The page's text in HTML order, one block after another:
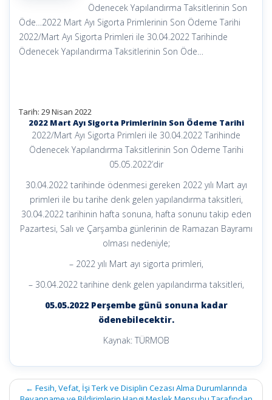
Ödenecek Yapılandırma Taksitlerinin Son
Öde…2022 Mart Ayı Sigorta Primlerinin Son Ödeme Tarihi
2022/Mart Ayı Sigorta Primleri ile 30.04.2022 Tarihinde
Ödenecek Yapılandırma Taksitlerinin Son Öde…
Tarih: 29 Nisan 2022
2022 Mart Ayı Sigorta Primlerinin Son Ödeme Tarihi
2022/Mart Ayı Sigorta Primleri ile 30.04.2022 Tarihinde
Ödenecek Yapılandırma Taksitlerinin Son Ödeme Tarihi
05.05.2022’dir
30.04.2022 tarihinde ödenmesi gereken 2022 yılı Mart ayı
primleri ile bu tarihe denk gelen yapılandırma taksitleri,
30.04.2022 tarihinin hafta sonuna, hafta sonunu takip eden
Pazartesi, Salı ve Çarşamba günlerinin de Ramazan Bayramı
olması nedeniyle;
– 2022 yılı Mart ayı sigorta primleri,
– 30.04.2022 tarihine denk gelen yapılandırma taksitleri,
05.05.2022 Perşembe günü sonuna kadar
ödenebilecektir.
Kaynak: TÜRMOB
Post
navigation
← Fesih, Vefat, İşi Terk ve Disiplin Cezası Alma Durumlarında